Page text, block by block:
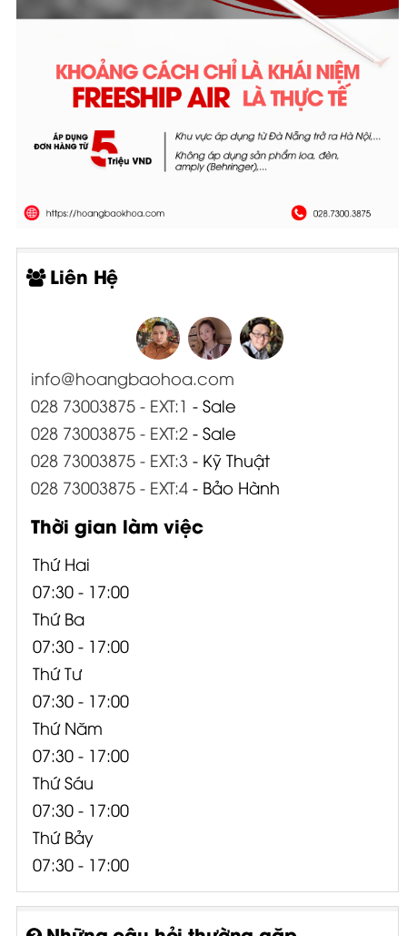
Liên Hệ
info@hoangbaohoa.com
028 73003875 - EXT:1 - Sale
028 73003875 - EXT:2- Sale
028 73003875 - EXT:3 - Kỹ Thuật
028 73003875 - EXT:4- Bảo Hành
Thời gian làm việc
Thứ Hai
07:30 - 17:00
Thứ Ba
07:30 - 17:00
Thứ Tư
07:30 - 17:00
Thứ Năm
07:30 - 17:00
Thứ Sáu
07:30 - 17:00
Thứ Bảy
07:30 - 17:00